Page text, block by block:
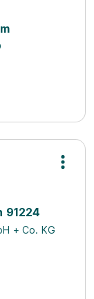
91224
+ Co. KG